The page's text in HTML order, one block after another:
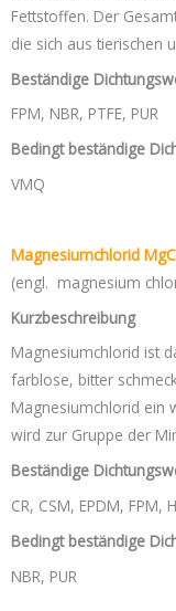
Fettstoffen. Der
die sich aus tierischen
Beständige
FPM, NBR, PTFE, PUR
Bedingt beständige
VMQ
Magnesiumchlorid
(engl. magnesium
Kurzbeschreibung
Magnesiumchlorid ist
farblose, bitter
Magnesiumchlorid ein
wird zur Gruppe der
Beständige
CR, CSM, EPDM, FPM,
Bedingt beständige
NBR, PUR